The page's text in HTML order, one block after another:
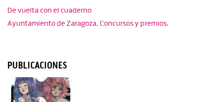
De vuelta con el cuaderno
Ayuntamiento de Zaragoza. Concursos y premios.
PUBLICACIONES